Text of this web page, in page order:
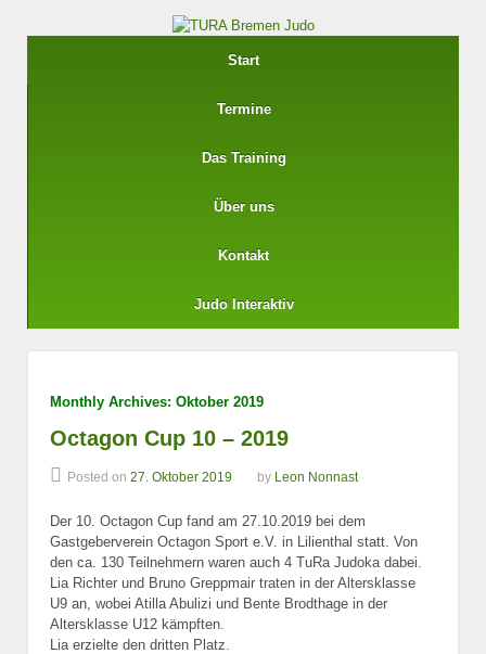
Start
Termine
Das Training
Über uns
Kontakt
Judo Interaktiv
Monthly Archives: Oktober 2019
Octagon Cup 10 – 2019
Posted on 27. Oktober 2019 by Leon Nonnast
Der 10. Octagon Cup fand am 27.10.2019 bei dem
Gastgeberverein Octagon Sport e.V. in Lilienthal statt. Von
den ca. 130 Teilnehmern waren auch 4 TuRa Judoka dabei.
Lia Richter und Bruno Greppmair traten in der Altersklasse
U9 an, wobei Atilla Abulizi und Bente Brodthage in der
Altersklasse U12 kämpften.
Lia erzielte den dritten Platz.